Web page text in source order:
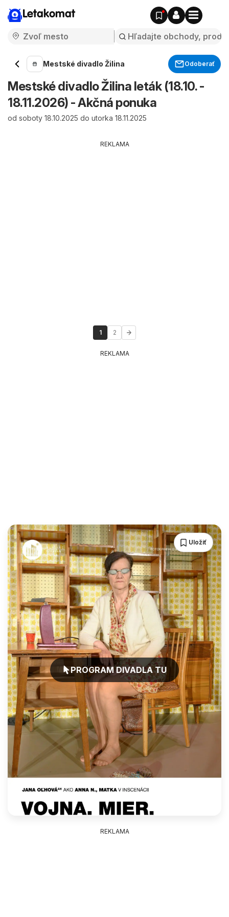
Letakomat
Mestské divadlo Žilina Odoberať
Mestské divadlo Žilina leták (18.10. -
18.11.2026) - Akčná ponuka
od soboty 18.10.2025 do utorka 18.11.2025
REKLAMA
1 2
REKLAMA
PROGRAM DIVADLA TU
Uložiť
REKLAMA